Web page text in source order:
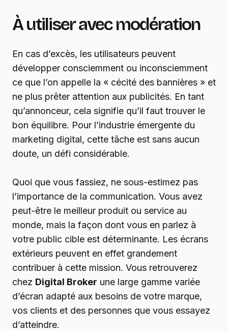
À utiliser avec modération
En cas d’excès, les utilisateurs peuvent
développer consciemment ou inconsciemment
ce que l’on appelle la « cécité des bannières » et
ne plus prêter attention aux publicités. En tant
qu’annonceur, cela signifie qu’il faut trouver le
bon équilibre. Pour l’industrie émergente du
marketing digital, cette tâche est sans aucun
doute, un défi considérable.
Quoi que vous fassiez, ne sous-estimez pas
l’importance de la communication. Vous avez
peut-être le meilleur produit ou service au
monde, mais la façon dont vous en parlez à
votre public cible est déterminante. Les écrans
extérieurs peuvent en effet grandement
contribuer à cette mission. Vous retrouverez
chez Digital Broker une large gamme variée
d’écran adapté aux besoins de votre marque,
vos clients et des personnes que vous essayez
d’atteindre.